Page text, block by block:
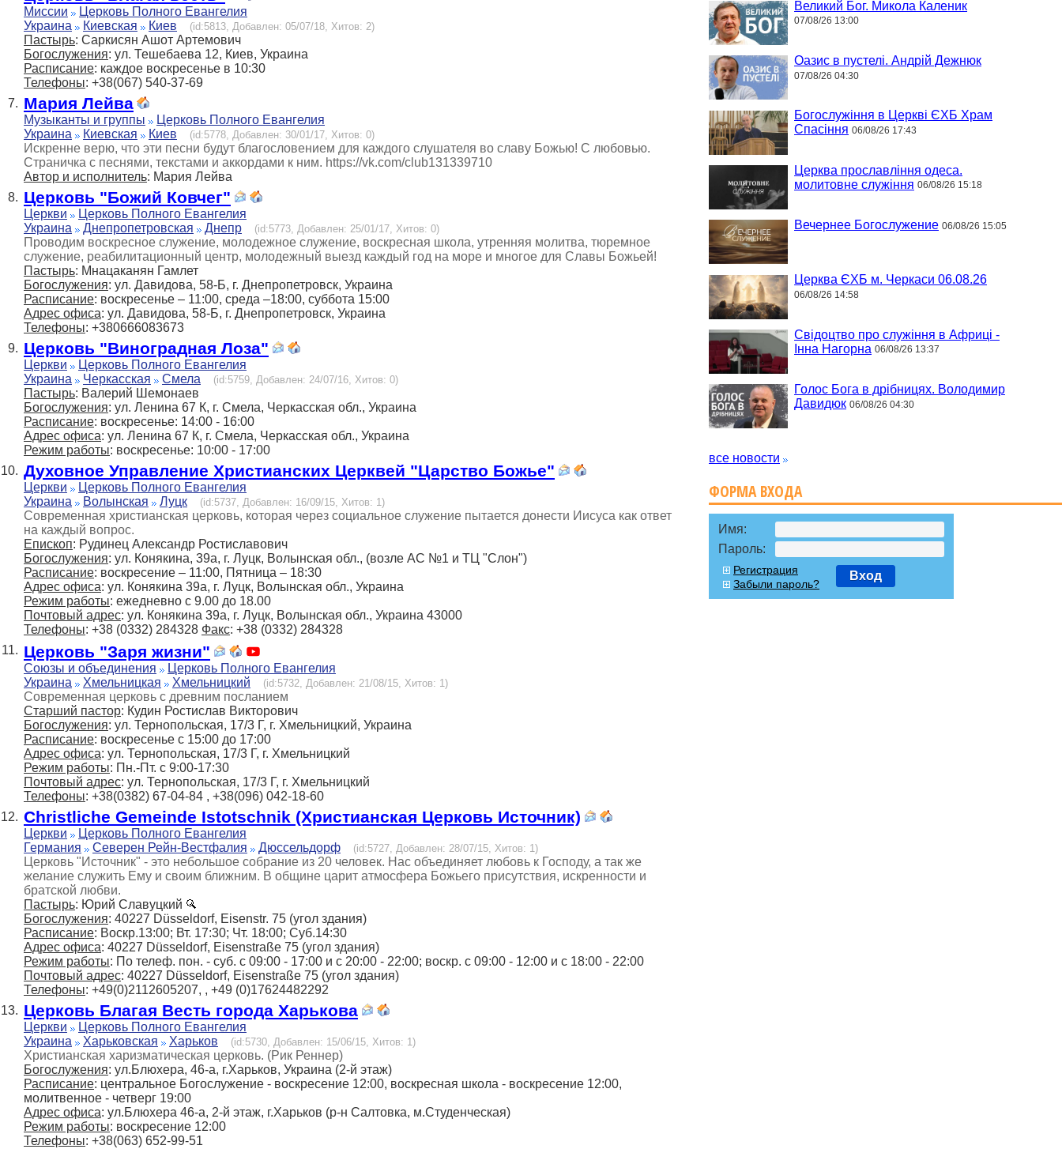
Миссии
Церковь Полного Евангелия
Украина
Киевская Киев (id:5813, Добавлен: 05/07/18, Хитов: 2)
Пастырь: Саркисян Ашот Артемович
Богослужения: ул. Тешебаева 12, Киев, Украина
Расписание: каждое воскресенье в 10:30
Телефоны: +38(067) 540-37-69
7. Мария Лейва
Музыканты и группы
Церковь Полного Евангелия
Украина
Киевская Киев (id:5778, Добавлен: 30/01/17, Хитов: 0)
Искренне верю, что эти песни будут благословением для каждого слушателя во славу Божью! С любовью.
Страничка с песнями, текстами и аккордами к ним. https://vk.com/club131339710
Автор и исполнитель: Мария Лейва
8. Церковь "Божий Ковчег"
Церкви
Церковь Полного Евангелия
Украина
Днепропетровская Днепр (id:5773, Добавлен: 25/01/17, Хитов: 0)
Проводим воскресное служение, молодежное служение, воскресная школа, утренняя молитва, тюремное
служение, реабилитационный центр, молодежный выезд каждый год на море и многое для Славы Божьей!
Пастырь: Мнацаканян Гамлет
Богослужения: ул. Давидова, 58-Б, г. Днепропетровск, Украина
Расписание: воскресенье – 11:00, среда –18:00, суббота 15:00
Адрес офиса: ул. Давидова, 58-Б, г. Днепропетровск, Украина
Телефоны: +380666083673
9. Церковь "Виноградная Лоза"
Церкви
Церковь Полного Евангелия
Украина
Черкасская Смела (id:5759, Добавлен: 24/07/16, Хитов: 0)
Пастырь: Валерий Шемонаев
Богослужения: ул. Ленина 67 К, г. Смела, Черкасская обл., Украина
Расписание: воскресенье: 14:00 - 16:00
Адрес офиса: ул. Ленина 67 К, г. Смела, Черкасская обл., Украина
Режим работы: воскресенье: 10:00 - 17:00
10. Духовное Управление Христианских Церквей "Царство Божье"
Церкви
Церковь Полного Евангелия
Украина
Волынская Луцк (id:5737, Добавлен: 16/09/15, Хитов: 1)
Современная христианская церковь, которая через социальное служение пытается донести Иисуса как ответ
на каждый вопрос.
Епископ: Рудинец Александр Ростиславович
Богослужения: ул. Конякина, 39а, г. Луцк, Волынская обл., (возле АС №1 и ТЦ "Слон")
Расписание: воскресение – 11:00, Пятница – 18:30
Адрес офиса: ул. Конякина 39а, г. Луцк, Волынская обл., Украина
Режим работы: ежедневно с 9.00 до 18.00
Почтовый адрес: ул. Конякина 39а, г. Луцк, Волынская обл., Украина 43000
Телефоны: +38 (0332) 284328 Факс: +38 (0332) 284328
11. Церковь "Заря жизни"
Союзы и объединения
Церковь Полного Евангелия
Украина
Хмельницкая Хмельницкий (id:5732, Добавлен: 21/08/15, Хитов: 1)
Современная церковь с древним посланием
Старший пастор: Кудин Ростислав Викторович
Богослужения: ул. Тернопольская, 17/3 Г, г. Хмельницкий, Украина
Расписание: воскресенье с 15:00 до 17:00
Адрес офиса: ул. Тернопольская, 17/3 Г, г. Хмельницкий
Режим работы: Пн.-Пт. с 9:00-17:30
Почтовый адрес: ул. Тернопольская, 17/3 Г, г. Хмельницкий
Телефоны: +38(0382) 67-04-84 , +38(096) 042-18-60
12. Сhristliche Gemeinde Istotschnik (Христианская Церковь Источник)
Церкви
Церковь Полного Евангелия
Германия
Северен Рейн-Вестфалия Дюcсельдорф (id:5727, Добавлен: 28/07/15, Хитов: 1)
Церковь "Источник" - это небольшое собрание из 20 человек. Нас объединяет любовь к Господу, а так же
желание служить Ему и своим ближним. В общине царит атмосфера Божьего присутствия, искренности и
братской любви.
Пастырь: Юрий Славуцкий
Богослужения: 40227 Düsseldorf, Eisenstr. 75 (угол здания)
Расписание: Воскр.13:00; Вт. 17:30; Чт. 18:00; Суб.14:30
Адрес офиса: 40227 Düsseldorf, Eisenstraße 75 (угол здания)
Режим работы: По телеф. пон. - суб. с 09:00 - 17:00 и с 20:00 - 22:00; воскр. с 09:00 - 12:00 и с 18:00 - 22:00
Почтовый адрес: 40227 Düsseldorf, Eisenstraße 75 (угол здания)
Телефоны: +49(0)2112605207, , +49 (0)17624482292
13. Церковь Благая Весть города Харькова
Церкви
Церковь Полного Евангелия
Украина
Харьковская Харьков (id:5730, Добавлен: 15/06/15, Хитов: 1)
Христианская харизматическая церковь. (Рик Реннер)
Богослужения: ул.Блюхера, 46-а, г.Харьков, Украина (2-й этаж)
Расписание: центральное Богослужение - воскресение 12:00, воскресная школа - воскресение 12:00,
молитвенное - четверг 19:00
Адрес офиса: ул.Блюхера 46-а, 2-й этаж, г.Харьков (р-н Салтовка, м.Студенческая)
Режим работы: воскресение 12:00
Телефоны: +38(063) 652-99-51
Великий Бог. Микола Каленик
07/08/26 13:00
Оазис в пустелі. Андрій Дежнюк
07/08/26 04:30
Богослужіння в Церкві ЄХБ Храм
Спасіння 06/08/26 17:43
Церква прославління одеса.
молитовне служіння 06/08/26 15:18
Вечернее Богослужение 06/08/26 15:05
Церква ЄХБ м. Черкаси 06.08.26
06/08/26 14:58
Свідоцтво про служіння в Африці -
Інна Нагорна 06/08/26 13:37
Голос Бога в дрібницях. Володимир
Давидюк 06/08/26 04:30
все новости
ФОРМА ВХОДА
Имя:
Пароль:
Регистрация
Забыли пароль?
Вход